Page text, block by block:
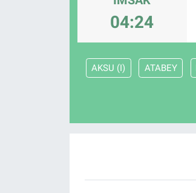
04:24
AKSU (I) ATABEY